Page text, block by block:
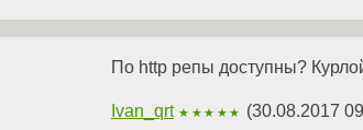
По http репы доступны?
Ivan_qrt ★★★★★ (30.08.2017